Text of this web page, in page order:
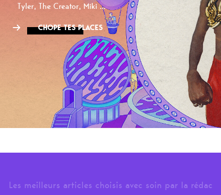
Tyler, The Creator, Miki ...
CHOPE TES PLACES
Les meilleurs articles choisis avec soin par la rédac